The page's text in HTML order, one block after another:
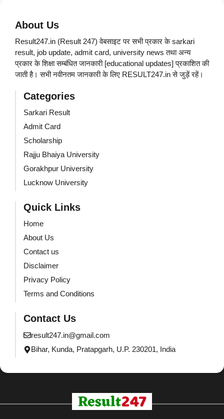
About Us
Result247.in (Result 247) वेबसाइट पर सभी प्रकार के sarkari
result, job update, admit card, university news तथा अन्य
प्रकार के शिक्षा सम्बंधित जानकारी [educational updates] प्रकाशित की
जाती है। सभी नवीनतम जानकारी के लिए RESULT247.in से जुड़ें रहें।
Categories
Sarkari Result
Admit Card
Scholarship
Rajju Bhaiya University
Gorakhpur University
Lucknow University
Quick Links
Home
About Us
Contact us
Disclaimer
Privacy Policy
Terms and Conditions
Contact Us
result247.in@gmail.com
Bihar, Kunda, Pratapgarh, U.P. 230201, India